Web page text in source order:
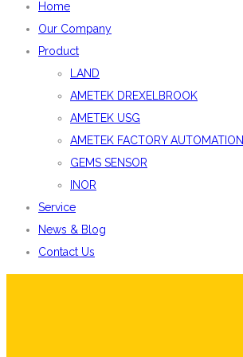
Home
Our Company
Product
LAND
AMETEK DREXELBROOK
AMETEK USG
AMETEK FACTORY AUTOMATION
GEMS SENSOR
INOR
Service
News & Blog
Contact Us